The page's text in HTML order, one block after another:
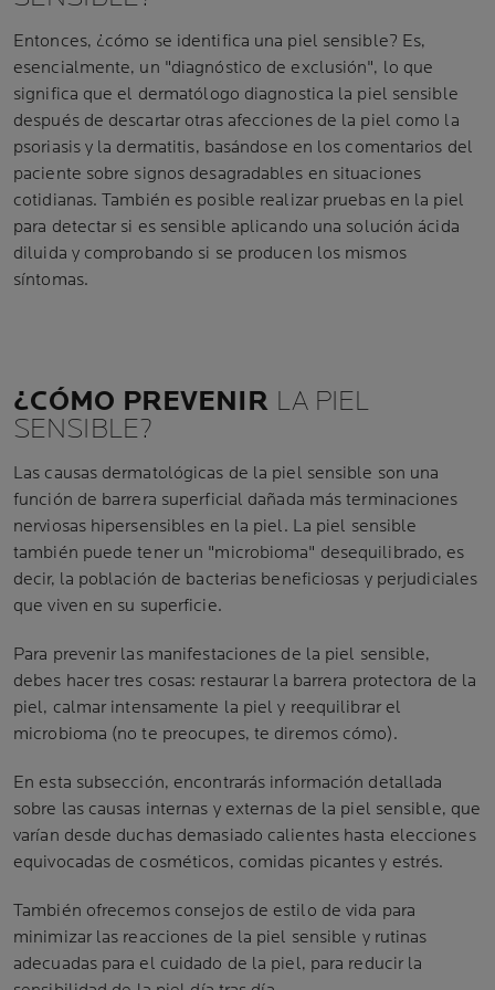
Entonces, ¿cómo se identifica una piel sensible? Es,
esencialmente, un "diagnóstico de exclusión", lo que
significa que el dermatólogo diagnostica la piel sensible
después de descartar otras afecciones de la piel como la
psoriasis y la dermatitis, basándose en los comentarios del
paciente sobre signos desagradables en situaciones
cotidianas. También es posible realizar pruebas en la piel
para detectar si es sensible aplicando una solución ácida
diluida y comprobando si se producen los mismos
síntomas.
¿CÓMO PREVENIR LA PIEL
SENSIBLE?
Las causas dermatológicas de la piel sensible son una
función de barrera superficial dañada más terminaciones
nerviosas hipersensibles en la piel. La piel sensible
también puede tener un "microbioma" desequilibrado, es
decir, la población de bacterias beneficiosas y perjudiciales
que viven en su superficie.
Para prevenir las manifestaciones de la piel sensible,
debes hacer tres cosas: restaurar la barrera protectora de la
piel, calmar intensamente la piel y reequilibrar el
microbioma (no te preocupes, te diremos cómo).
En esta subsección, encontrarás información detallada
sobre las causas internas y externas de la piel sensible, que
varían desde duchas demasiado calientes hasta elecciones
equivocadas de cosméticos, comidas picantes y estrés.
También ofrecemos consejos de estilo de vida para
minimizar las reacciones de la piel sensible y rutinas
adecuadas para el cuidado de la piel, para reducir la